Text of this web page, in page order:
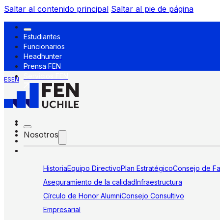
Saltar al contenido principal Saltar al pie de página
Estudiantes
Funcionarios
Headhunter
Prensa FEN
ESEN
Nosotros
HistoriaEquipo DirectivoPlan EstratégicoConsejo de
Aseguramiento de la calidadInfraestructura
Círculo de Honor AlumniConsejo Consultivo
Empresarial